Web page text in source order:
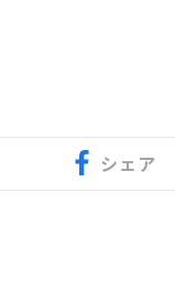
シェア